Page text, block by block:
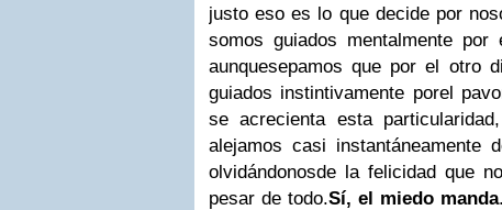
justo eso es lo que decide por
somos guiados mentalmente
aunquesepamos que por el otro
guiados instintivamente porel
se acrecienta esta
alejamos casi instantáneamente
olvidándonosde la felicidad que
pesar de todo.Sí, el miedo manda